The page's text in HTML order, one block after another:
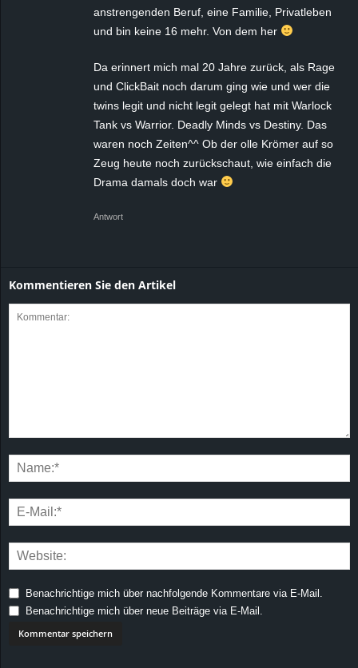
anstrengenden Beruf, eine Familie, Privatleben
und bin keine 16 mehr. Von dem her
Da erinnert mich mal 20 Jahre zurück, als Rage
und ClickBait noch darum ging wie und wer die
twins legit und nicht legit gelegt hat mit Warlock
Tank vs Warrior. Deadly Minds vs Destiny. Das
waren noch Zeiten^^ Ob der olle Krömer auf so
Zeug heute noch zurückschaut, wie einfach die
Drama damals doch war
Antwort
Kommentieren Sie den Artikel
Benachrichtige mich über nachfolgende Kommentare via E-Mail.
Benachrichtige mich über neue Beiträge via E-Mail.